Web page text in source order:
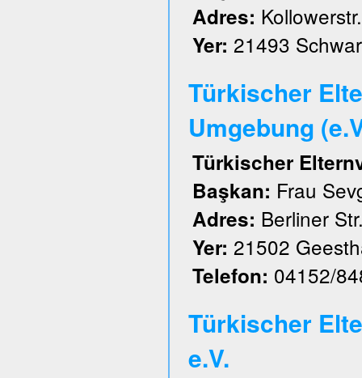
Adres:
Yer: 21493
Türkischer
Umgebung
Türkischer
Başkan: Frau
Adres: Berliner
Yer: 21502
Telefon: 04152/
Türkischer
e.V.